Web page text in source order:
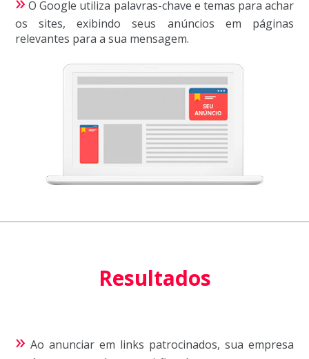
O Google utiliza palavras-chave e temas para achar
os sites, exibindo seus anúncios em páginas
relevantes para a sua mensagem.
Resultados
» Ao anunciar em links patrocinados, sua empresa